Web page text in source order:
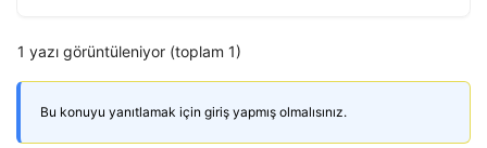
1 yazı görüntüleniyor (toplam 1)
Bu konuyu yanıtlamak için giriş yapmış olmalısınız.